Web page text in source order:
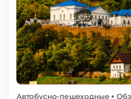
Автобусно-пешеходные